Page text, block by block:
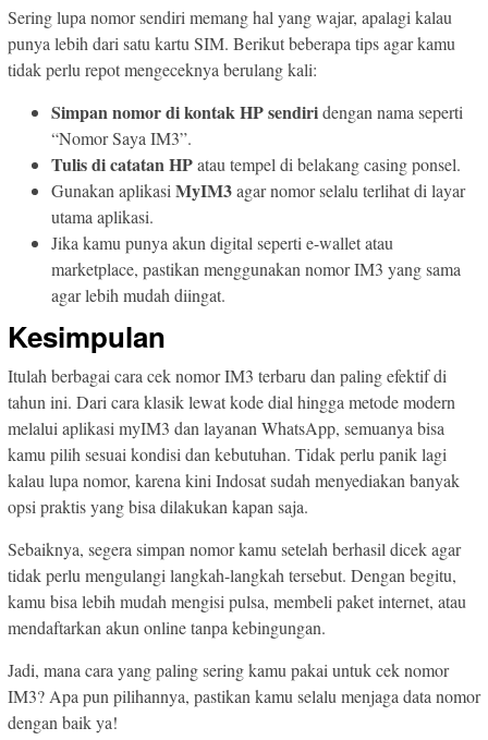
Sering lupa nomor sendiri memang hal yang wajar, apalagi kalau
punya lebih dari satu kartu SIM. Berikut beberapa tips agar kamu
tidak perlu repot mengeceknya berulang kali:
Simpan nomor di kontak HP sendiridengan nama seperti
“Nomor Saya IM3”.
Tulis di catatan HPatau tempel di belakang casing ponsel.
Gunakan aplikasi MyIM3agar nomor selalu terlihat di layar
utama aplikasi.
Jika kamu punya akun digital seperti e-wallet atau
marketplace, pastikan menggunakan nomor IM3 yang sama
agar lebih mudah diingat.
Kesimpulan
Itulah berbagai cara cek nomor IM3 terbaru dan paling efektif di
tahun ini. Dari cara klasik lewat kode dial hingga metode modern
melalui aplikasi myIM3 dan layanan WhatsApp, semuanya bisa
kamu pilih sesuai kondisi dan kebutuhan. Tidak perlu panik lagi
kalau lupa nomor, karena kini Indosat sudah menyediakan banyak
opsi praktis yang bisa dilakukan kapan saja.
Sebaiknya, segera simpan nomor kamu setelah berhasil dicek agar
tidak perlu mengulangi langkah-langkah tersebut. Dengan begitu,
kamu bisa lebih mudah mengisi pulsa, membeli paket internet, atau
mendaftarkan akun online tanpa kebingungan.
Jadi, mana cara yang paling sering kamu pakai untuk cek nomor
IM3? Apa pun pilihannya, pastikan kamu selalu menjaga data nomor
dengan baik ya!